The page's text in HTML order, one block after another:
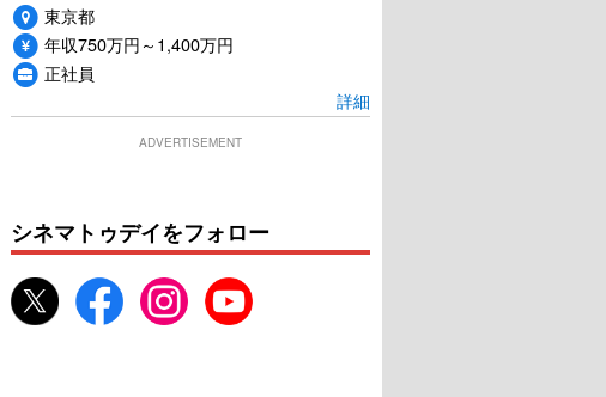
東京都
年収750万円～1,400万円
正社員
詳細
ADVERTISEMENT
シネマトゥデイをフォロー